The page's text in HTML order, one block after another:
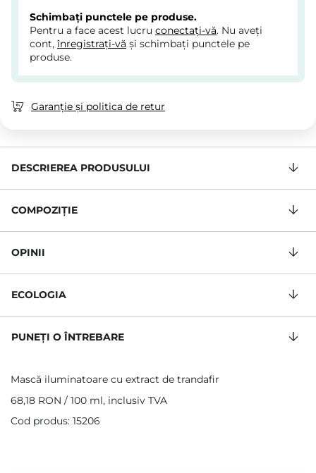
Schimbați punctele pe produse.
Pentru a face acest lucru conectați-vă. Nu aveți
cont, înregistrați-vă și schimbați punctele pe
produse.
Garanție și politica de retur
DESCRIEREA PRODUSULUI
COMPOZIŢIE
OPINII
ECOLOGIA
PUNEȚI O ÎNTREBARE
Mască iluminatoare cu extract de trandafir
68,18 RON / 100 ml, inclusiv TVA
Cod produs: 15206